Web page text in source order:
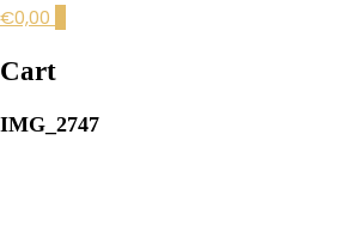
MERIMAR, VAŠE
šperky pre každú príležitosť
€0,00
Cart
IMG_2747